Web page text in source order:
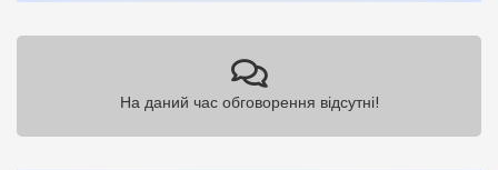
На даний час обговорення відсутні!